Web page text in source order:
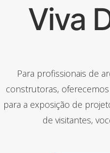
Viva
Para profissionais de
construtoras,
para a exposição de
de visitantes,